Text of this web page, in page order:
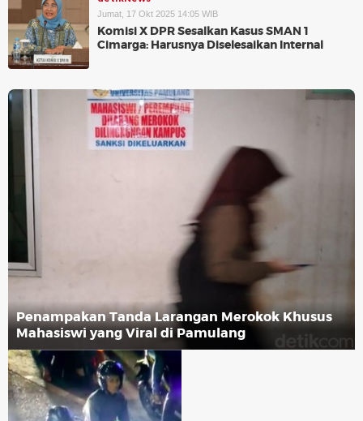
Jumat, 17 Okt 2025 14:05 WIB
Komisi X DPR Sesalkan Kasus SMAN 1
Cimarga: Harusnya Diselesaikan Internal
Penampakan Tanda Larangan Merokok Khusus
Mahasiswi yang Viral di Pamulang